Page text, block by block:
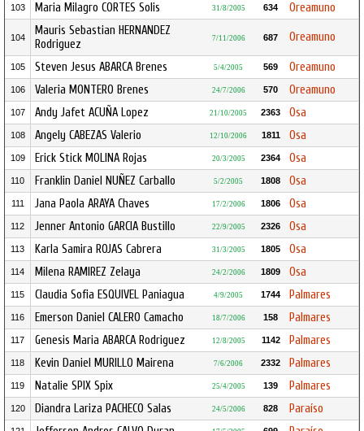
103 Maria Milagro CORTES Solis 31/8/2005 634 Oreamuno
104
Mauris Sebastian HERNANDEZ
Rodriguez
7/11/2006 687 Oreamuno
105 Steven Jesus ABARCA Brenes 5/4/2005 569 Oreamuno
106 Valeria MONTERO Brenes 24/7/2006 570 Oreamuno
107 Andy Jafet ACUÑA Lopez 21/10/2005 2363 Osa
108 Angely CABEZAS Valerio 12/10/2006 1811 Osa
109 Erick Stick MOLINA Rojas 20/3/2005 2364 Osa
110 Franklin Daniel NUÑEZ Carballo 5/2/2005 1808 Osa
111 Jana Paola ARAYA Chaves 17/2/2006 1806 Osa
112 Jenner Antonio GARCIA Bustillo 22/9/2005 2326 Osa
113 Karla Samira ROJAS Cabrera 31/3/2005 1805 Osa
114 Milena RAMIREZ Zelaya 24/2/2006 1809 Osa
115 Claudia Sofia ESQUIVEL Paniagua 4/9/2005 1744 Palmares
116 Emerson Daniel CALERO Camacho 18/7/2006 158 Palmares
117 Genesis Maria ABARCA Rodriguez 12/8/2005 1142 Palmares
118 Kevin Daniel MURILLO Mairena 7/6/2006 2332 Palmares
119 Natalie SPIX Spix 25/4/2005 139 Palmares
120 Diandra Lariza PACHECO Salas 24/5/2006 828 Paraíso